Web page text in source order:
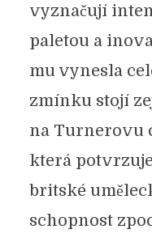
vyznačují
paletou a
mu vynesla
zmínku stojí
na Turnerovu
která
britské
schopnost